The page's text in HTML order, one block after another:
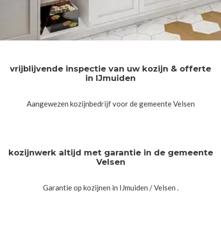
vrijblijvende inspectie van uw kozijn & offerte
in IJmuiden
Aangewezen kozijnbedrijf voor de gemeente Velsen
kozijnwerk altijd met garantie in de gemeente
Velsen
Garantie op kozijnen in IJmuiden / Velsen .